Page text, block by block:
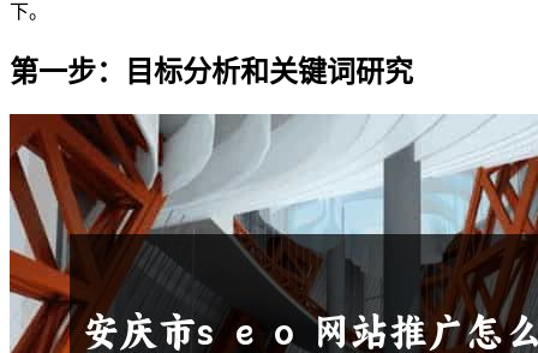
下。
第一步：目标分析和关键词研究